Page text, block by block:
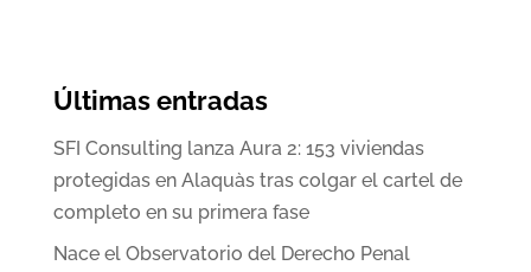
Últimas entradas
SFI Consulting lanza Aura 2: 153 viviendas
protegidas en Alaquàs tras colgar el cartel de
completo en su primera fase
Nace el Observatorio del Derecho Penal